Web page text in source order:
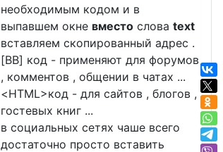
необходимым кодом и в
выпавшем окне вместо слова text
вставляем скопированный адрес .
[BB] код - применяют для форумов
, комментов , общении в чатах ...
<HTML>код - для сайтов , блогов ,
гостевых книг ...
в социальных сетях чаше всего
достаточно просто вставить